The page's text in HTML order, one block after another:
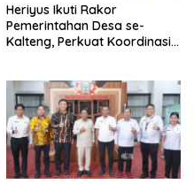
Heriyus Ikuti Rakor
Pemerintahan Desa se-
Kalteng, Perkuat Koordinasi